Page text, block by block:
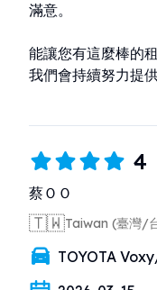
滿意。
能讓您有這麼棒的
我們會持續努力提
4
蔡ＯＯ
🇹🇼Taiwan (臺灣/
TOYOTA